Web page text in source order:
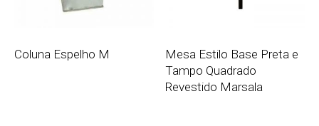
Coluna Espelho M
Mesa Estilo Base Preta e
Tampo Quadrado
Revestido Marsala